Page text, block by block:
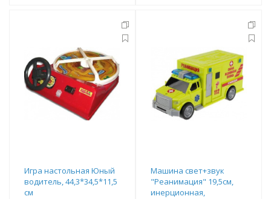
Игра настольная Юный
водитель, 44,3*34,5*11,5
см
Машина свет+звук
"Реанимация" 19,5см,
инерционная,